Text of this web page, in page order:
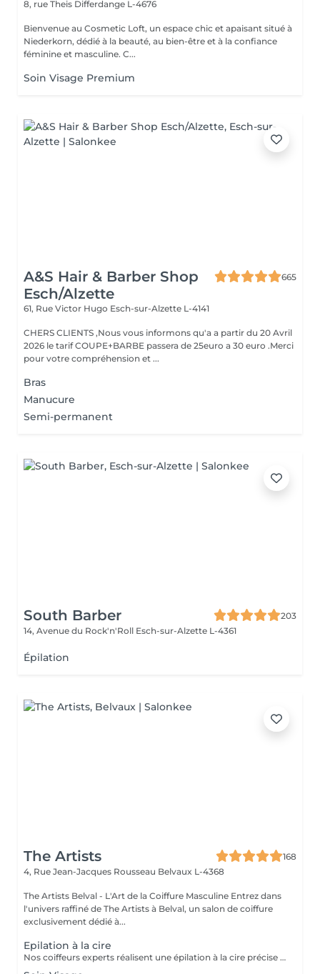
8, rue Theis Differdange L-4676
Bienvenue au Cosmetic Loft, un espace chic et apaisant situé à
Niederkorn, dédié à la beauté, au bien-être et à la confiance
féminine et masculine. C...
Soin Visage Premium
A&S Hair & Barber Shop
Esch/Alzette
665
61, Rue Victor Hugo Esch-sur-Alzette L-4141
CHERS CLIENTS ,Nous vous informons qu'a a partir du 20 Avril
2026 le tarif COUPE+BARBE passera de 25euro a 30 euro .Merci
pour votre compréhension et ...
Bras
Manucure
Semi-permanent
South Barber
203
14, Avenue du Rock'n'Roll Esch-sur-Alzette L-4361
Épilation
The Artists
168
4, Rue Jean-Jacques Rousseau Belvaux L-4368
The Artists Belval - L'Art de la Coiffure Masculine Entrez dans
l'univers raffiné de The Artists à Belval, un salon de coiffure
exclusivement dédié à...
Epilation à la cire
Nos coiffeurs experts réalisent une épilation à la cire précise des oreilles, nez, contour des sourcils et joues, pour un résultat net et durable, offrant une peau lisse et parfaitement soignée.